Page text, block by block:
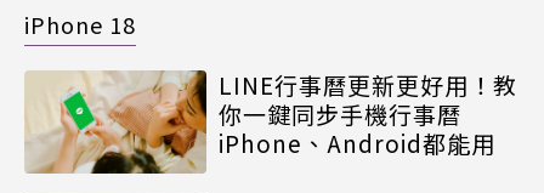
iPhone 18
LINE行事曆更新更好用！教
你一鍵同步手機行事曆
iPhone、Android都能用